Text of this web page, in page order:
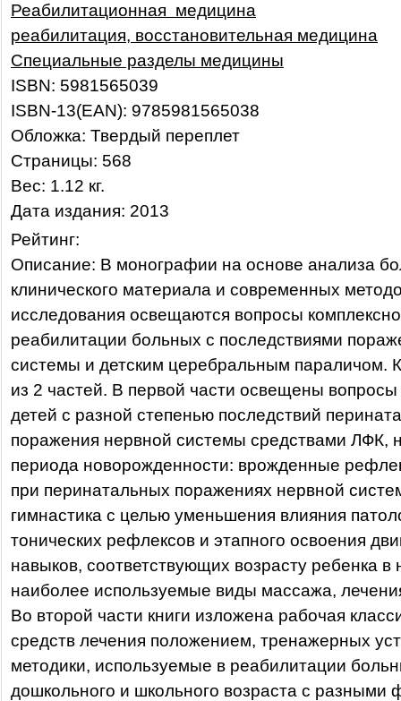
Реабилитационная медицина
реабилитация, восстановительная медицина
Специальные разделы медицины
ISBN: 5981565039
ISBN-13(EAN): 9785981565038
Обложка: Твердый переплет
Страницы: 568
Вес: 1.12 кг.
Дата издания: 2013
Рейтинг:
Описание: В монографии на основе анализа
клинического материала и современных
исследования освещаются вопросы
реабилитации больных с последствиями
системы и детским церебральным параличом.
из 2 частей. В первой части освещены вопросы
детей с разной степенью последствий
поражения нервной системы средствами ЛФК,
периода новорожденности: врожденные
при перинатальных поражениях нервной
гимнастика с целью уменьшения влияния
тонических рефлексов и этапного освоения
навыков, соответствующих возрасту ребенка в
наиболее используемые виды массажа,
Во второй части книги изложена рабочая
средств лечения положением, тренажерных
методики, используемые в реабилитации
дошкольного и школьного возраста с разными